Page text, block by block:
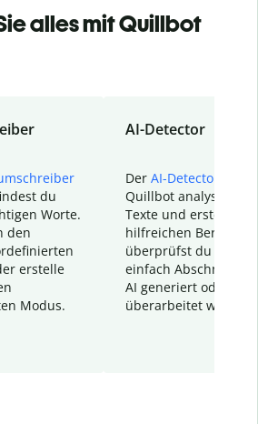
alles mit Quillbot
du
Worte.
den
erstelle
Modus.
AI-Detector
Der AI-Detector
Quillbot analysiert
Texte und erstellt
hilfreichen Bericht.
überprüfst du
einfach Abschnitte,
AI generiert oder
überarbeitet wurden.